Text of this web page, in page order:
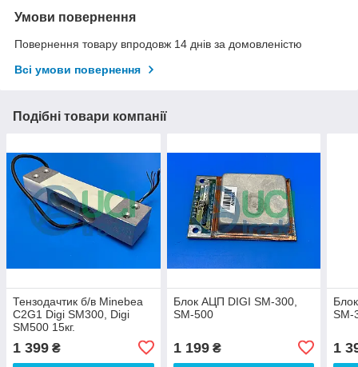
Умови повернення
Повернення товару впродовж 14 днів за домовленістю
Всі умови повернення
Подібні товари компанії
Тензодачтик б/в Minebea
C2G1 Digi SM300, Digi
SM500 15кг.
1 399 ₴
Блок АЦП DIGI SM-300,
SM-500
1 199₴
SM-
1